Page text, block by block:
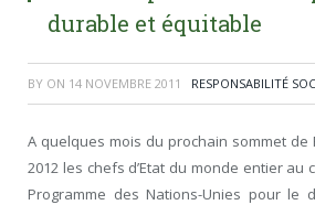
durable et équitable
BY ON 14 NOVEMBRE 2011 RESPONSABILITÉ
A quelques mois du prochain sommet de
2012 les chefs d’Etat du monde entier au
Programme des Nations-Unies pour le